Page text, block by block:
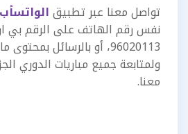
تواصل معنا عبر تطبيقالواتسأب
نفس رقم الهاتف على الرقم بي
96020113، أو بالرسائل
ولمتابعة جميع مباريات الدوري
معنا.